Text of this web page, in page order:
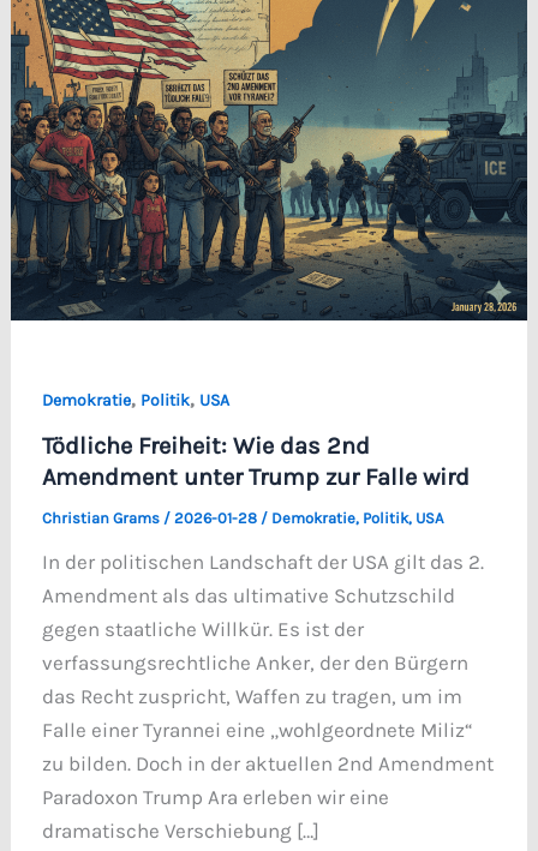
Demokratie, Politik, USA
Tödliche Freiheit: Wie das 2nd
Amendment unter Trump zur Falle wird
Christian Grams / 2026-01-28 / Demokratie, Politik, USA
In der politischen Landschaft der USA gilt das 2.
Amendment als das ultimative Schutzschild
gegen staatliche Willkür. Es ist der
verfassungsrechtliche Anker, der den Bürgern
das Recht zuspricht, Waffen zu tragen, um im
Falle einer Tyrannei eine „wohlgeordnete Miliz“
zu bilden. Doch in der aktuellen 2nd Amendment
Paradoxon Trump Ara erleben wir eine
dramatische Verschiebung […]